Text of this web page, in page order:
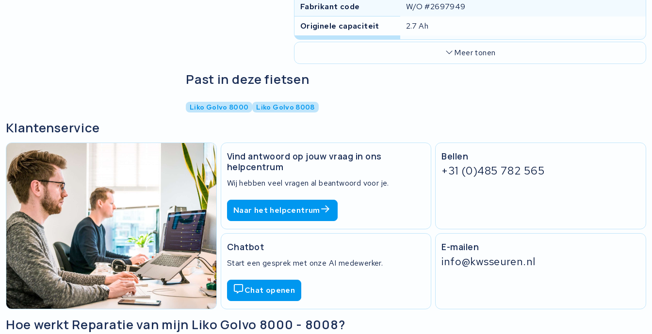
Fabrikant code
W/O #2697949
Originele capaciteit
2.7 Ah
Meer tonen
Past in deze fietsen
Liko Golvo 8000 Liko Golvo 8008
Klantenservice
Vind antwoord op jouw vraag in ons
helpcentrum
Wij hebben veel vragen al beantwoord voor je.
Naar het helpcentrum
Bellen
+31 (0)485 782 565
E-mailen
info@kwsseuren.nl
Chatbot
Start een gesprek met onze AI medewerker.
Chat openen
Hoe werkt Reparatie van mijn Liko Golvo 8000 - 8008?